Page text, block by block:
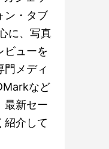
ン・タブ
に、写真
ビューを
門メディ
など
最新セー
紹介して